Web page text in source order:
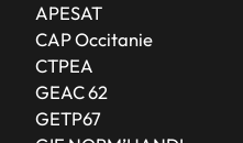
APESAT
CAP Occitanie
CTPEA
GEAC 62
GETP67